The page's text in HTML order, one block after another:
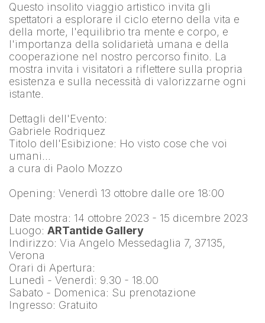
Questo insolito viaggio artistico invita gli
spettatori a esplorare il ciclo eterno della vita e
della morte, l'equilibrio tra mente e corpo, e
l'importanza della solidarietà umana e della
cooperazione nel nostro percorso finito. La
mostra invita i visitatori a riflettere sulla propria
esistenza e sulla necessità di valorizzarne ogni
istante.
Dettagli dell'Evento:
Gabriele Rodriquez
Titolo dell'Esibizione: Ho visto cose che voi
umani…
a cura di Paolo Mozzo
Opening: Venerdì 13 ottobre dalle ore 18:00
Date mostra: 14 ottobre 2023 - 15 dicembre 2023
Luogo: ARTantide Gallery
Indirizzo: Via Angelo Messedaglia 7, 37135,
Verona
Orari di Apertura:
Lunedì - Venerdì: 9.30 - 18.00
Sabato - Domenica: Su prenotazione
Ingresso: Gratuito